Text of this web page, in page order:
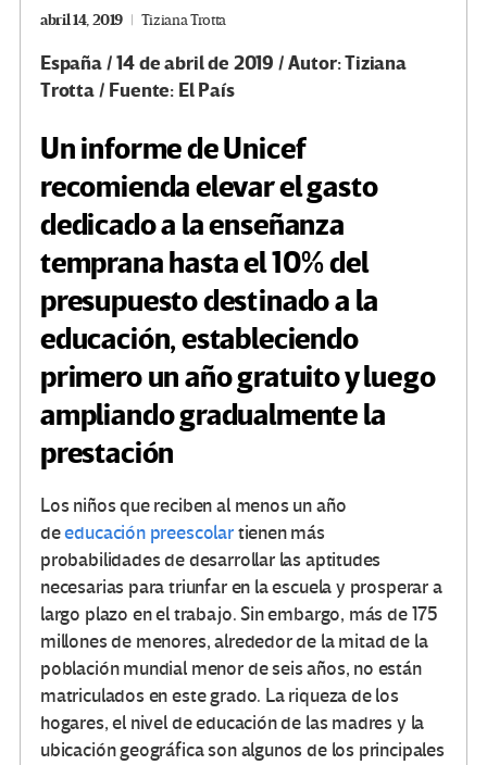
abril 14, 2019 Tiziana Trotta
España / 14 de abril de 2019 / Autor: Tiziana
Trotta / Fuente: El País
Un informe de Unicef
recomienda elevar el gasto
dedicado a la enseñanza
temprana hasta el 10% del
presupuesto destinado a la
educación, estableciendo
primero un año gratuito y luego
ampliando gradualmente la
prestación
Los niños que reciben al menos un año
deeducación preescolartienen más
probabilidades de desarrollar las aptitudes
necesarias para triunfar en la escuela y prosperar a
largo plazo en el trabajo. Sin embargo, más de 175
millones de menores, alrededor de la mitad de la
población mundial menor de seis años, no están
matriculados en este grado. La riqueza de los
hogares, el nivel de educación de las madres y la
ubicación geográfica son algunos de los principales